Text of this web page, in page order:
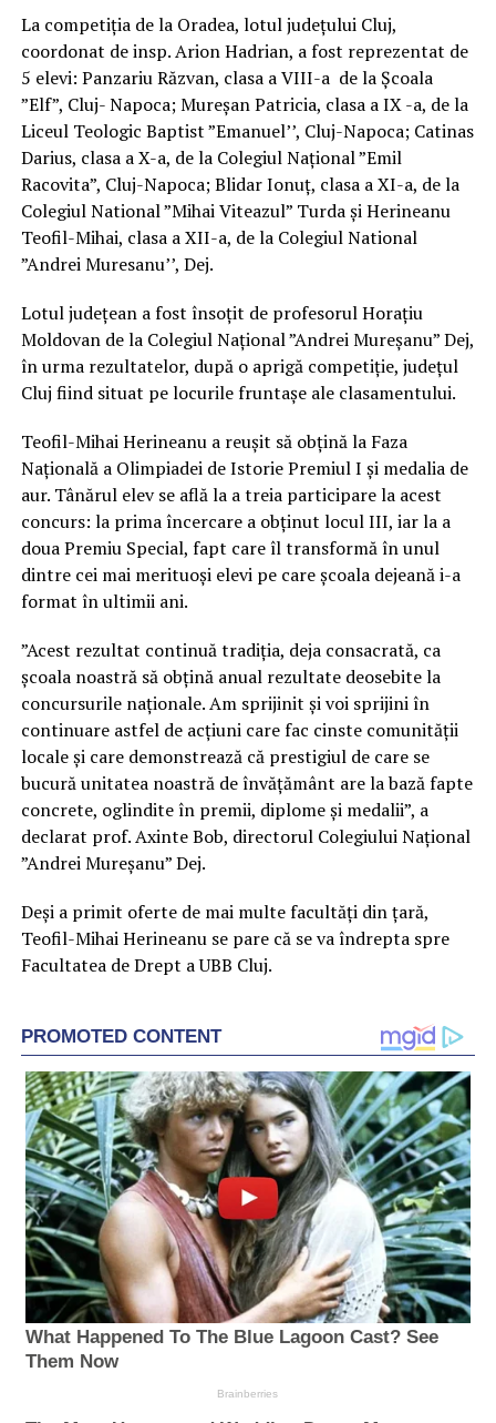
La competiția de la Oradea, lotul județului Cluj,
coordonat de insp. Arion Hadrian, a fost reprezentat de
5 elevi: Panzariu Răzvan, clasa a VIII-a de la Școala
”Elf”, Cluj- Napoca; Mureșan Patricia, clasa a IX -a, de la
Liceul Teologic Baptist ”Emanuel’’, Cluj-Napoca; Catinas
Darius, clasa a X-a, de la Colegiul Național ”Emil
Racovita”, Cluj-Napoca; Blidar Ionuț, clasa a XI-a, de la
Colegiul National ”Mihai Viteazul” Turda și Herineanu
Teofil-Mihai, clasa a XII-a, de la Colegiul National
”Andrei Muresanu’’, Dej.
Lotul județean a fost însoțit de profesorul Horațiu
Moldovan de la Colegiul Național ”Andrei Mureșanu” Dej,
în urma rezultatelor, după o aprigă competiție, județul
Cluj fiind situat pe locurile fruntașe ale clasamentului.
Teofil-Mihai Herineanu a reușit să obțină la Faza
Națională a Olimpiadei de Istorie Premiul I și medalia de
aur. Tânărul elev se află la a treia participare la acest
concurs: la prima încercare a obținut locul III, iar la a
doua Premiu Special, fapt care îl transformă în unul
dintre cei mai merituoși elevi pe care școala dejeană i-a
format în ultimii ani.
”Acest rezultat continuă tradiția, deja consacrată, ca
școala noastră să obțină anual rezultate deosebite la
concursurile naționale. Am sprijinit și voi sprijini în
continuare astfel de acțiuni care fac cinste comunității
locale și care demonstrează că prestigiul de care se
bucură unitatea noastră de învățământ are la bază fapte
concrete, oglindite în premii, diplome și medalii”, a
declarat prof. Axinte Bob, directorul Colegiului Național
”Andrei Mureșanu” Dej.
Deși a primit oferte de mai multe facultăți din țară,
Teofil-Mihai Herineanu se pare că se va îndrepta spre
Facultatea de Drept a UBB Cluj.